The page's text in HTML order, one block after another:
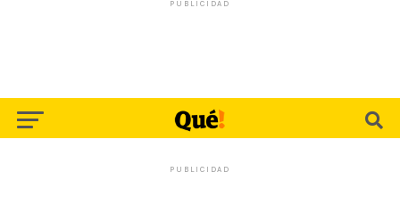
PUBLICIDAD
PUBLICIDAD